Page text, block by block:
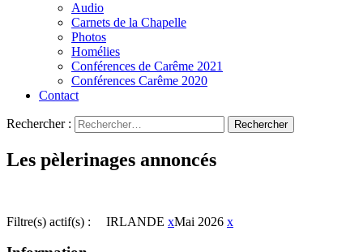
Audio
Carnets de la Chapelle
Photos
Homélies
Conférences de Carême 2021
Conférences Carême 2020
Contact
Rechercher :
Les pèlerinages annoncés
Filtre(s) actif(s) : IRLANDE xMai 2026 x